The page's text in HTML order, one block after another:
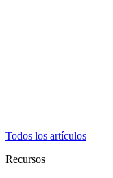
Todos los artículos
Recursos